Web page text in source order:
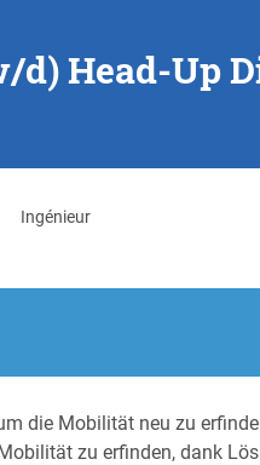
Head-Up
Ingénieur
die Mobilität neu zu
zu erfinden, dank